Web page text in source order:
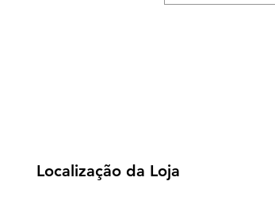
Localização da Loja